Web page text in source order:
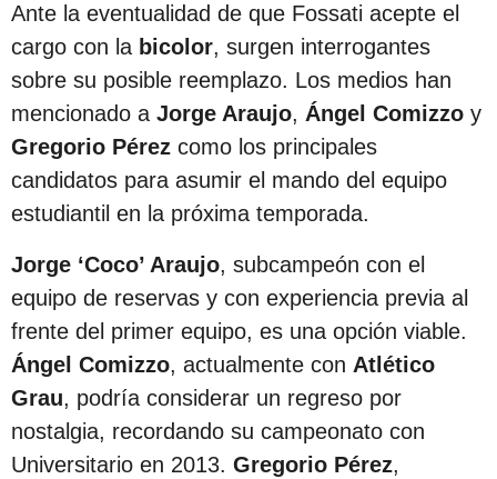
e
s
d
e
l
a
p
u
b
l
i
c
a
c
Ante la eventualidad de que Fossati acepte el
cargo con la bicolor, surgen interrogantes
sobre su posible reemplazo. Los medios han
mencionado a Jorge Araujo, Ángel Comizzo y
Gregorio Pérez como los principales
candidatos para asumir el mando del equipo
estudiantil en la próxima temporada.
Jorge ‘Coco’ Araujo, subcampeón con el
equipo de reservas y con experiencia previa al
frente del primer equipo, es una opción viable.
Ángel Comizzo, actualmente con Atlético
Grau, podría considerar un regreso por
nostalgia, recordando su campeonato con
Universitario en 2013. Gregorio Pérez,